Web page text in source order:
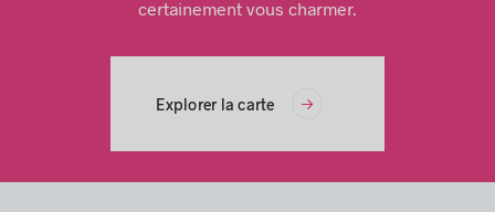
certainement vous charmer.
Explorer la carte